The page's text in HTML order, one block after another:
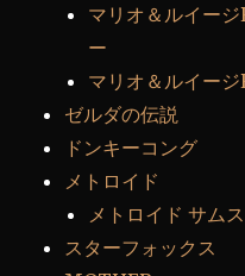
マリオ＆ルイー
ー
マリオ＆ルイー
ゼルダの伝説
ドンキーコング
メトロイド
メトロイド サム
スターフォックス